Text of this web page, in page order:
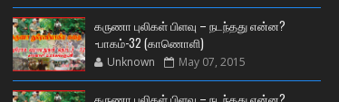
கருணா புலிகள் பிளவு – நடந்தது என்ன?
-பாகம்-32 (காணொளி)
Unknown May 07, 2015
கருணா புலிகள் பிளவு – நடந்தது என்ன?